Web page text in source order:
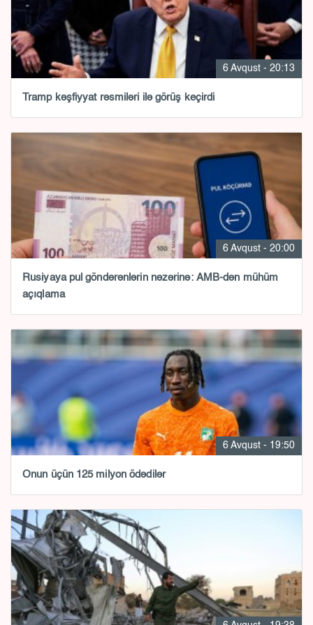
6 Avqust - 20:13
Tramp kəşfiyyat rəsmiləri ilə görüş keçirdi
6 Avqust - 20:00
Rusiyaya pul göndərənlərin nəzərinə: AMB-dən mühüm
açıqlama
6 Avqust - 19:50
Onun üçün 125 milyon ödədilər